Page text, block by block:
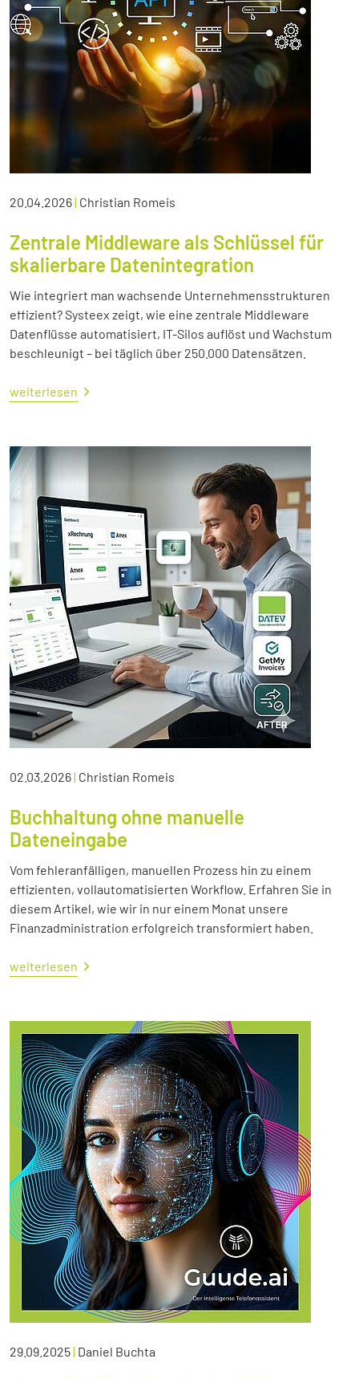
20.04.2026| Christian Romeis
Zentrale Middleware als Schlüssel für
skalierbare Datenintegration
Wie integriert man wachsende Unternehmensstrukturen
effizient? Systeex zeigt, wie eine zentrale Middleware
Datenflüsse automatisiert, IT-Silos auflöst und Wachstum
beschleunigt – bei täglich über 250.000 Datensätzen.
weiterlesen
02.03.2026| Christian Romeis
Buchhaltung ohne manuelle
Dateneingabe
Vom fehleranfälligen, manuellen Prozess hin zu einem
effizienten, vollautomatisierten Workflow. Erfahren Sie in
diesem Artikel, wie wir in nur einem Monat unsere
Finanzadministration erfolgreich transformiert haben.
weiterlesen
29.09.2025| Daniel Buchta